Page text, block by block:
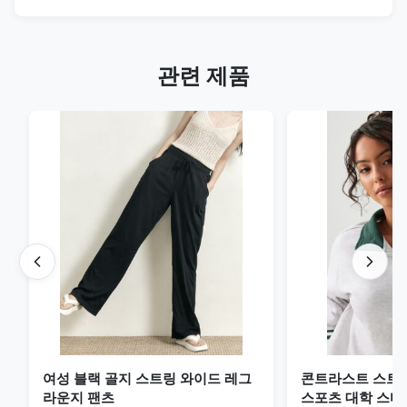
관련 제품
여성 블랙 골지 스트링 와이드 레그
라운지 팬츠
콘트라스트 스트
스포츠 대학 스